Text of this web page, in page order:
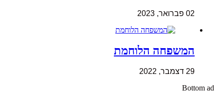
02 פברואר, 2023
המשפחה הלוחמת
29 דצמבר, 2022
Bottom ad